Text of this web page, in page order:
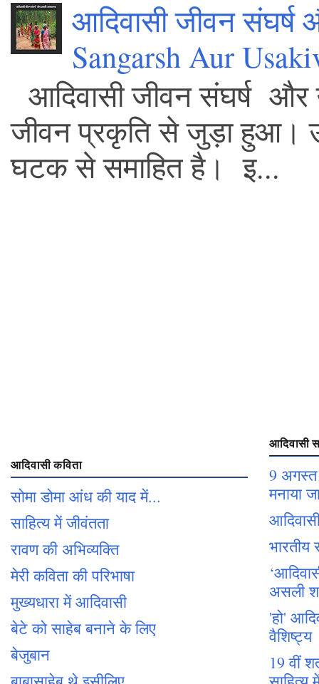
आदिवासी जीवन
Sangarsh Aur
आदिवासी जीवन संघर्ष और
जीवन प्रकृति से जुड़ा हुआ।
घटक से समाहित है। इ...
आदिवासी कविता
सोमा डोमा आंध की याद में...
साहित्य में जीवंतता
रावण की अभिव्यक्ति
मेरी कविता की परिभाषा
मुख्यधारा में आदिवासी
बेटे को साहेब बनाने के लिए
बेजुबान
आदिवासी
9 अगस्त
मनाया
भारतीय
असली
'हो'
वैशिष्ट्य
19 वीं